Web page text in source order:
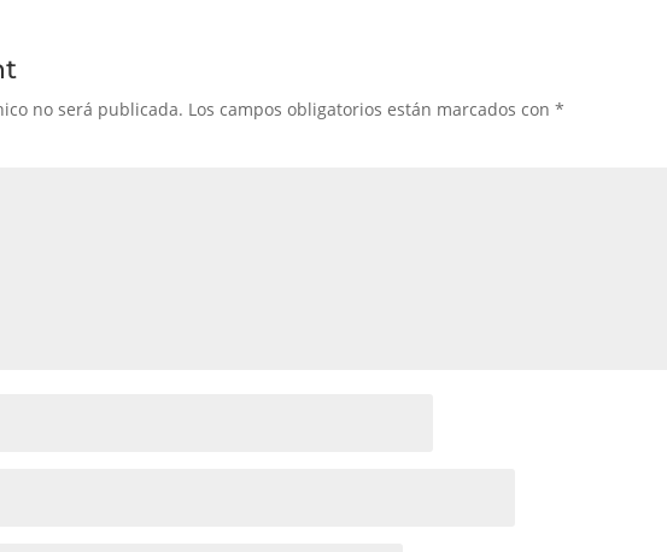
no será publicada. Los campos obligatorios están marcados con*